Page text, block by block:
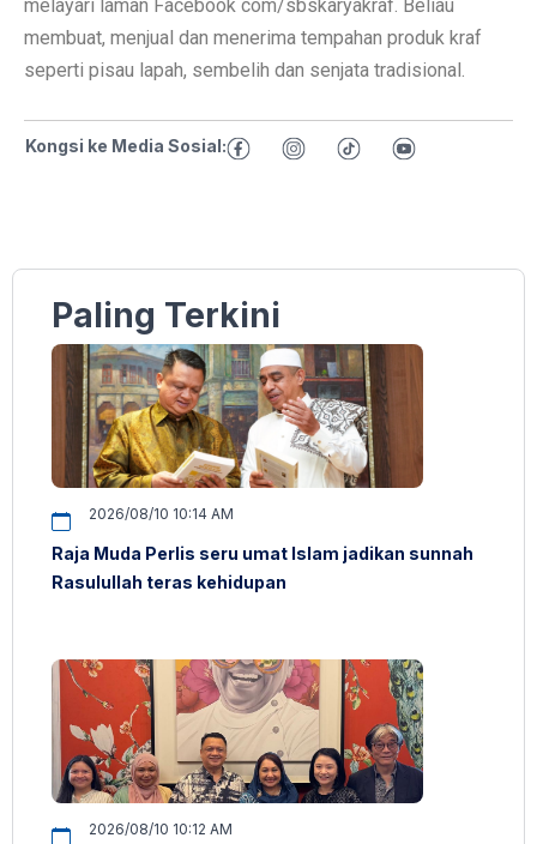
melayari laman Facebook com/sbskaryakraf. Beliau
membuat, menjual dan menerima tempahan produk kraf
seperti pisau lapah, sembelih dan senjata tradisional.
Kongsi ke Media Sosial:
Paling Terkini
2026/08/10 10:14 AM
Raja Muda Perlis seru umat Islam jadikan sunnah
Rasulullah teras kehidupan
2026/08/10 10:12 AM